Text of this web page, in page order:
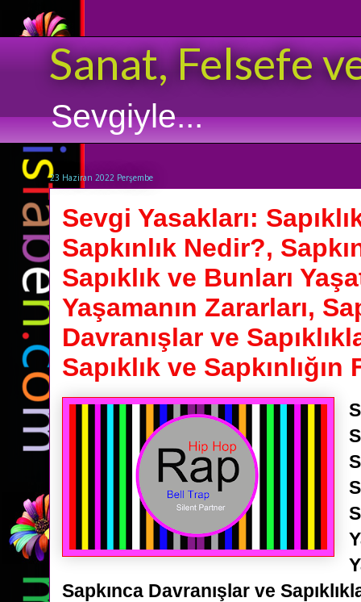
Sanat, Felsefe
Sevgiyle...
23 Haziran 2022 Perşembe
Sevgi Yasakları:
Sapkınlık Nedir?,
Sapıklık ve Bunları
Yaşamanın Zararları,
Davranışlar ve
Sapıklık ve Sapkınlığın
Sapkınca Davranışlar ve